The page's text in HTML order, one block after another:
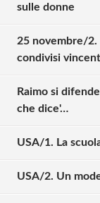
sulle donne
25 novembre/
condivisi
Raimo si
che dice'…
USA/1. La
USA/2. Un